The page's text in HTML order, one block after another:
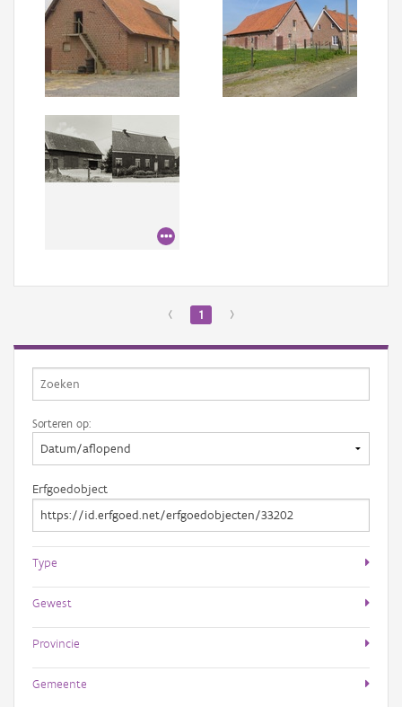
‹ 1 ›
Sorteren op:
Erfgoedobject
Type
Gewest
Provincie
Gemeente